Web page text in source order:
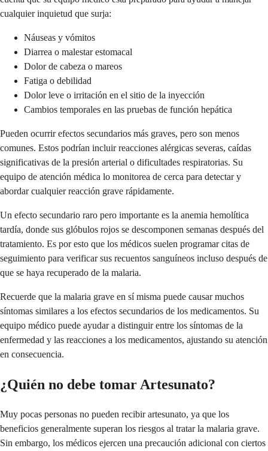
cualquier inquietud que surja:
Náuseas y vómitos
Diarrea o malestar estomacal
Dolor de cabeza o mareos
Fatiga o debilidad
Dolor leve o irritación en el sitio de la inyección
Cambios temporales en las pruebas de función hepática
Pueden ocurrir efectos secundarios más graves, pero son menos
comunes. Estos podrían incluir reacciones alérgicas severas, caídas
significativas de la presión arterial o dificultades respiratorias. Su
equipo de atención médica lo monitorea de cerca para detectar y
abordar cualquier reacción grave rápidamente.
Un efecto secundario raro pero importante es la anemia hemolítica
tardía, donde sus glóbulos rojos se descomponen semanas después del
tratamiento. Es por esto que los médicos suelen programar citas de
seguimiento para verificar sus recuentos sanguíneos incluso después de
que se haya recuperado de la malaria.
Recuerde que la malaria grave en sí misma puede causar muchos
síntomas similares a los efectos secundarios de los medicamentos. Su
equipo médico puede ayudar a distinguir entre los síntomas de la
enfermedad y las reacciones a los medicamentos, ajustando su atención
en consecuencia.
¿Quién no debe tomar Artesunato?
Muy pocas personas no pueden recibir artesunato, ya que los
beneficios generalmente superan los riesgos al tratar la malaria grave.
Sin embargo, los médicos ejercen una precaución adicional con ciertos